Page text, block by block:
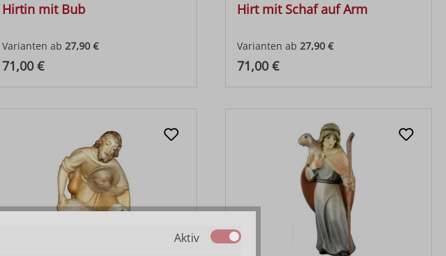
Hirtin mit Bub
Varianten ab 27,90 €
Regulärer Preis:
71,00 €
Hirt mit Schaf auf Arm
Varianten ab 27,90 €
Regulärer Preis:
71,00 €
Aktiv